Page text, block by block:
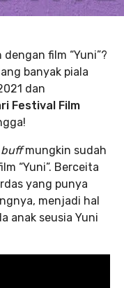
film “Yuni”?
banyak piala
dan
Festival Film
mungkin sudah
“Yuni”. Berceita
yang punya
menjadi hal
anak seusia Yuni